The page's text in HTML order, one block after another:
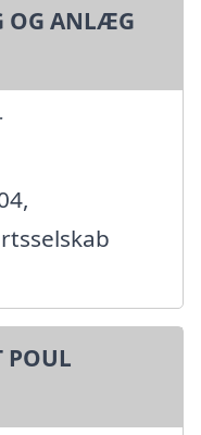
OG ANLÆG
POUL